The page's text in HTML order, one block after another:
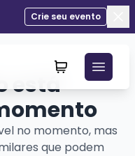
Crie seu evento
está
no momento, mas
que podem